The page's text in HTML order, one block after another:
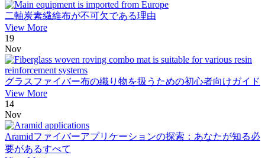
二軸炭素繊維布が不可欠である理由
View More
19
Nov
グラスファイバー布の織り物を扱うための初心者向けガイド
View More
14
Nov
Aramidファイバーアプリケーションの探索：あなたが知る必
要があるすべて